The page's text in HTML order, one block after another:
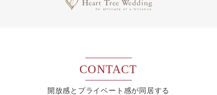
CONTACT
開放感とプライベート感が同居する